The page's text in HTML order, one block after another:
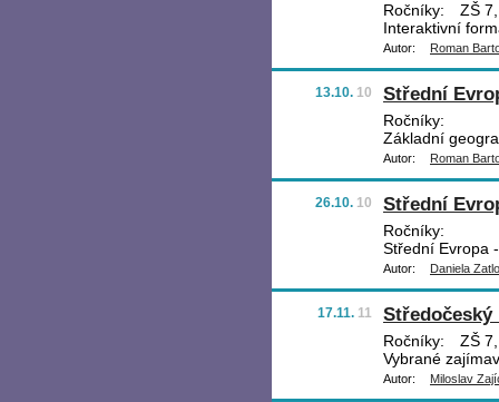
Ročníky:
ZŠ
Interaktivní
Autor: Roman
13.10. 10 Střední
Ročníky:
Základní
Autor: Roman
26.10. 10 Střední
Ročníky:
Střední Evropa
Autor: Daniela
17.11. 11 Středočeský
Ročníky:
ZŠ
Vybrané
Autor: Miloslav